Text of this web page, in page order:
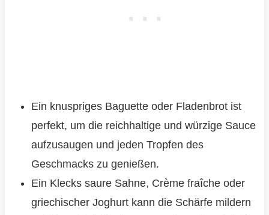
Ein knuspriges Baguette oder Fladenbrot ist
perfekt, um die reichhaltige und würzige Sauce
aufzusaugen und jeden Tropfen des
Geschmacks zu genießen.
Ein Klecks saure Sahne, Crème fraîche oder
griechischer Joghurt kann die Schärfe mildern